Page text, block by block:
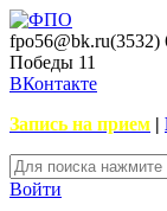
fpo56@bk.ru(3532)
Победы 11
ВКонтакте
Запись на прием |
Войти